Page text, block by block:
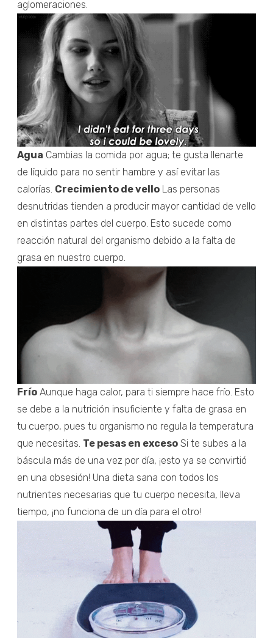
aglomeraciones.
Agua Cambias la comida por agua; te gusta llenarte
de líquido para no sentir hambre y así evitar las
calorías. Crecimiento de vello Las personas
desnutridas tienden a producir mayor cantidad de vello
en distintas partes del cuerpo. Esto sucede como
reacción natural del organismo debido a la falta de
grasa en nuestro cuerpo.
Frío Aunque haga calor, para ti siempre hace frío. Esto
se debe a la nutrición insuficiente y falta de grasa en
tu cuerpo, pues tu organismo no regula la temperatura
que necesitas. Te pesas en exceso Si te subes a la
báscula más de una vez por día, ¡esto ya se convirtió
en una obsesión! Una dieta sana con todos los
nutrientes necesarias que tu cuerpo necesita, lleva
tiempo, ¡no funciona de un día para el otro!